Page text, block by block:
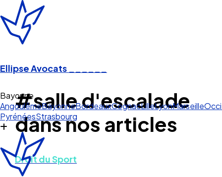
Ellipse Avocats
Bayonne
AngoulêmeBayonneBordeauxCognacLilleLyonMarseille
PyrénéesStrasbourg
#salle d'escalade
dans nos articles
Droit du Sport